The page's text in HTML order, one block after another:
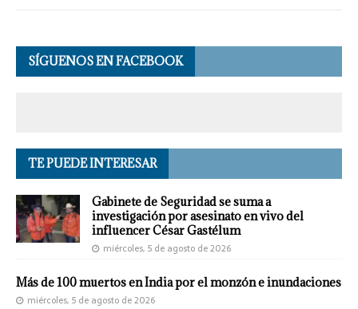
SÍGUENOS EN FACEBOOK
TE PUEDE INTERESAR
Gabinete de Seguridad se suma a
investigación por asesinato en vivo del
influencer César Gastélum
miércoles, 5 de agosto de 2026
Más de 100 muertos en India por el monzón e inundaciones
miércoles, 5 de agosto de 2026